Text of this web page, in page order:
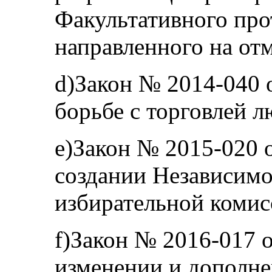
Факультативного
направленного на
d)Закон № 2014-040
борьбе с торговлей
e)Закон № 2015-020
создании
избирательной
f)Закон № 2016-017
изменении и